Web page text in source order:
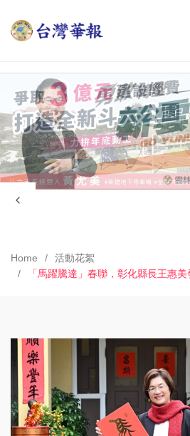
Home
活動花絮
「馬躍騰達」春聯，彰化縣長王惠